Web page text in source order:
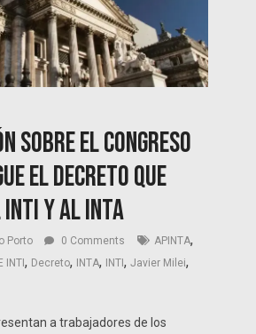
sobre el Congreso
el decreto que
y al INTA
Porto 0 Comments APINTA,
INTI, Decreto, INTA, INTI,Javier Milei,
a trabajadores de los